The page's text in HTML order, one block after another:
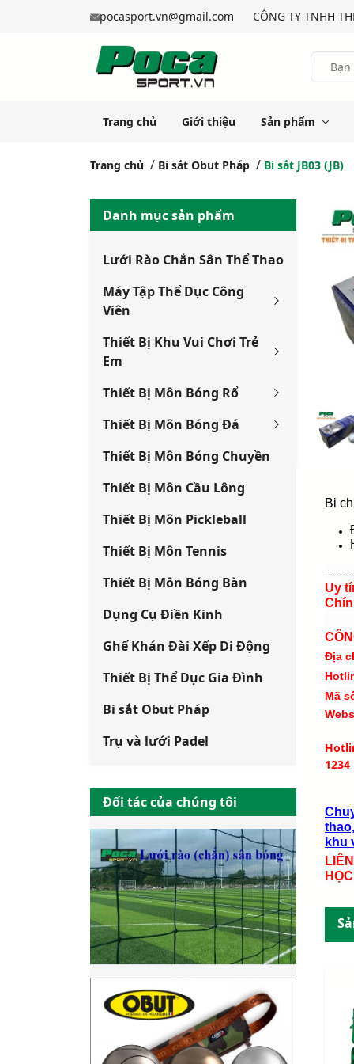
pocasport.vn@gmail.com CÔNG TY TNHH
Trang chủ Giới thiệu Sản phẩm
Trang chủ Bi sắt Obut Pháp Bi sắt JB03 (JB)
Danh mục sản phẩm
Lưới Rào Chắn Sân Thể Thao
Máy Tập Thể Dục Công
Viên
Thiết Bị Khu Vui Chơi Trẻ
Em
Thiết Bị Môn Bóng Rổ
Thiết Bị Môn Bóng Đá
Thiết Bị Môn Bóng Chuyền
Thiết Bị Môn Cầu Lông
Thiết Bị Môn Pickleball
Thiết Bị Môn Tennis
Thiết Bị Môn Bóng Bàn
Dụng Cụ Điền Kinh
Ghế Khán Đài Xếp Di Động
Thiết Bị Thể Dục Gia Đình
Bi sắt Obut Pháp
Trụ và lưới Padel
Đối tác của chúng tôi
Bi
Uy
Địa
Mã
1234
khu